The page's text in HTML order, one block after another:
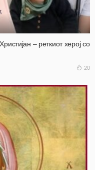
– реткиот херој со
20